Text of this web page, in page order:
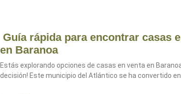
Guía rápida para encontrar casas
en Baranoa
Estás explorando opciones de casas en venta en
decisión! Este municipio del Atlántico se ha convertido